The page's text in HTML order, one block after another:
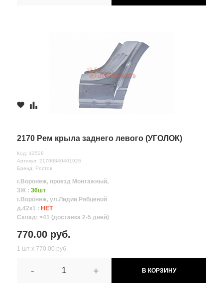
2170 Рем крыла заднего левого (УГОЛОК)
Код: 42528
Артикул: 21700840401926
Бренд: Ростов
г.Воронеж, проезд Монтажный,
3Ж : 36шт
г.Воронеж, ул.Лидии Рябцевой
д.42к1 : НЕТ
Склад: >41 (доставка 2-5 дней)
770.00 руб.
1 шт х 770.00 руб.
- + В КОРЗИНУ